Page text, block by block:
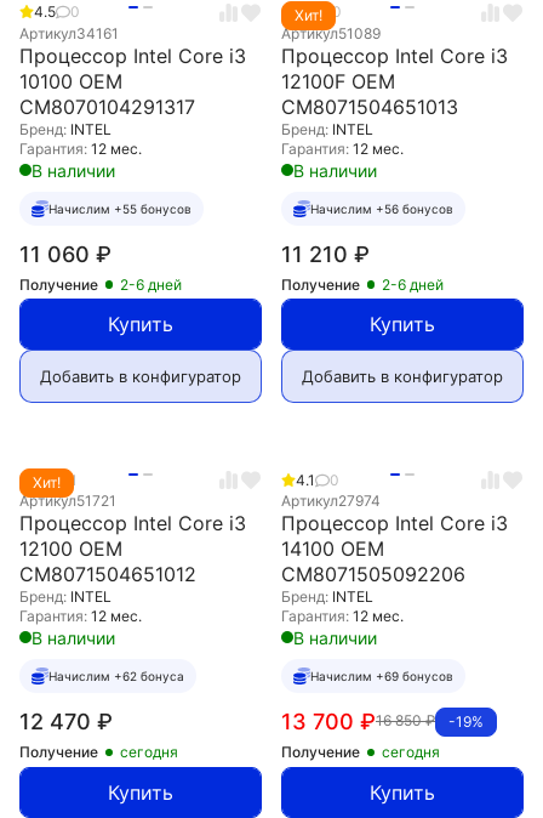
4.5
0
Артикул34161
Процессор Intel Core i3
10100 OEM
CM8070104291317
Бренд: INTEL
Гарантия: 12 мес.
В наличии
Начислим +55 бонусов
11 060 ₽
Получение 2-6 дней
Купить
Добавить в конфигуратор
Хит!
4.9
0
Артикул51089
Процессор Intel Core i3
12100F OEM
CM8071504651013
Бренд: INTEL
Гарантия: 12 мес.
В наличии
Начислим +56 бонусов
11 210 ₽
Получение 2-6 дней
Купить
Добавить в конфигуратор
Хит!
5.0
1
Артикул51721
Процессор Intel Core i3
12100 OEM
CM8071504651012
Бренд: INTEL
Гарантия: 12 мес.
В наличии
Начислим +62 бонуса
12 470 ₽
Получение сегодня
Купить
4.1
0
Артикул27974
Процессор Intel Core i3
14100 OEM
CM8071505092206
Бренд: INTEL
Гарантия: 12 мес.
В наличии
Начислим +69 бонусов
-19%
16 850₽
13 700 ₽
Получение сегодня
Купить